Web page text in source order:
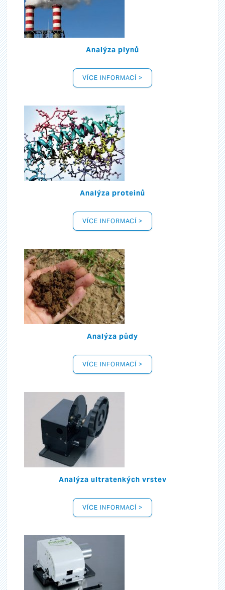
Analýza plynů
VÍCE INFORMACÍ >
Analýza proteinů
VÍCE INFORMACÍ >
Analýza půdy
VÍCE INFORMACÍ >
Analýza ultratenkých vrstev
VÍCE INFORMACÍ >